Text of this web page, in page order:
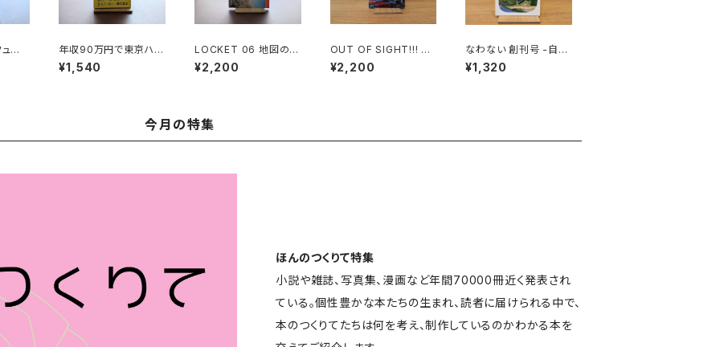
ュー
年収90万円で東京ハッ
ピーライフ
¥1,540
LOCKET 06 地図の銀
拍部
¥2,200
OUT OF SIGHT!!! Vo
l.2「アジアの映画と、そ
の湿度」
¥2,200
なわない 創刊号 -自分
の舟をこぐ-
¥1,320
今月の特集
ほんのつくりて特集
小説や雑誌、写真集、漫画など年間70000冊近く発表され
ている。個性豊かな本たちの生まれ、読者に届けられる中で、
本のつくりてたちは何を考え、制作しているのかわかる本を